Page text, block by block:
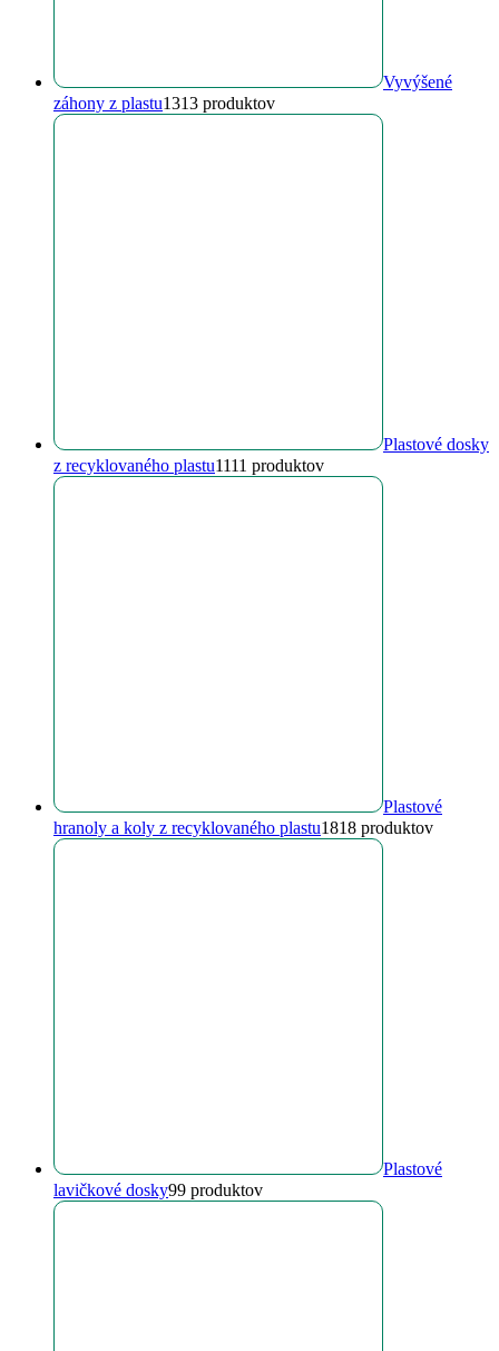
Vyvýšené
záhony z plastu1313 produktov
Plastové dosky
z recyklovaného plastu1111 produktov
Plastové
hranoly a koly z recyklovaného plastu1818 produktov
Plastové
lavičkové dosky99 produktov